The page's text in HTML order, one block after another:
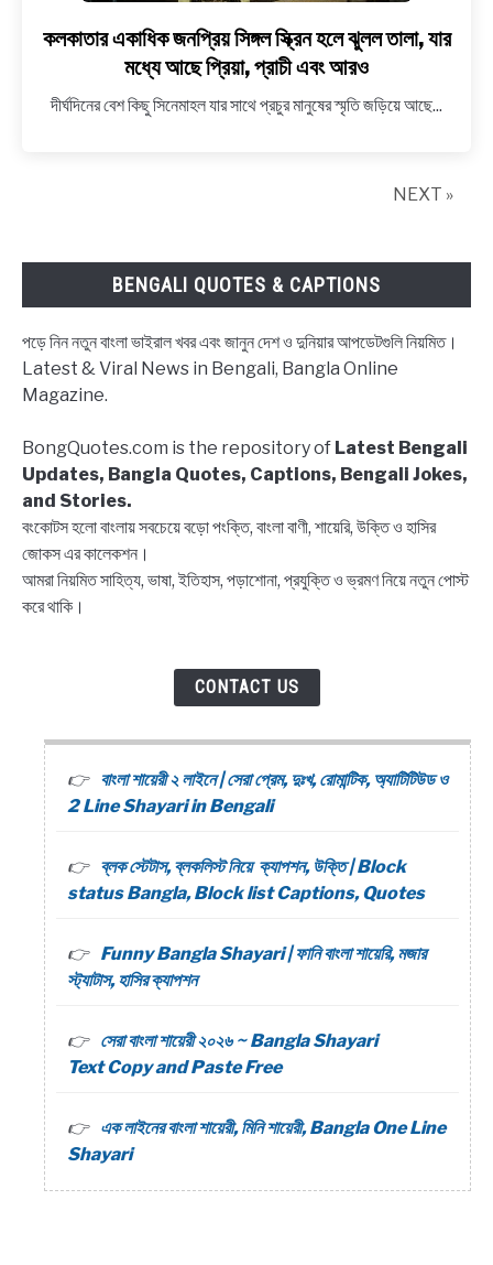
link
to
একাধিক
তালা,
আছে
প্রিয়া,
আরও
কলকাতার একাধিক জনপ্রিয় সিঙ্গল স্ক্রিন হলে ঝুলল তালা, যার
মধ্যে আছে প্রিয়া, প্রাচী এবং আরও
দীর্ঘদিনের বেশ কিছু সিনেমাহল যার সাথে প্রচুর মানুষের স্মৃতি জড়িয়ে আছে...
NEXT »
BENGALI QUOTES & CAPTIONS
পড়ে নিন নতুন বাংলা ভাইরাল খবর এবং জানুন দেশ ও দুনিয়ার আপডেটগুলি নিয়মিত।
Latest & Viral News in Bengali, Bangla Online
Magazine.
BongQuotes.com is the repository of Latest Bengali
Updates, Bangla Quotes, Captions, Bengali Jokes,
and Stories.
বংকোটস হলো বাংলায় সবচেয়ে বড়ো পংক্তি, বাংলা বাণী, শায়েরি, উক্তি ও হাসির
জোকস এর কালেকশন।
আমরা নিয়মিত সাহিত্য, ভাষা, ইতিহাস, পড়াশোনা, প্রযুক্তি ও ভ্রমণ নিয়ে নতুন পোস্ট
করে থাকি।
CONTACT US
বাংলা শায়েরী ২ লাইনে | সেরা প্রেম, দুঃখ, রোমান্টিক, অ্যাটিটিউড ও
2 Line Shayari in Bengali
ব্লক স্টেটাস, ব্লকলিস্ট নিয়ে ক্যাপশন, উক্তি | Block
status Bangla, Block list Captions, Quotes
Funny Bangla Shayari | ফানি বাংলা শায়েরি, মজার
স্ট্যাটাস, হাসির ক্যাপশন
সেরা বাংলা শায়েরী ২০২৬ ~ Bangla Shayari
Text Copy and Paste Free
এক লাইনের বাংলা শায়েরী, মিনি শায়েরী, Bangla One Line
Shayari